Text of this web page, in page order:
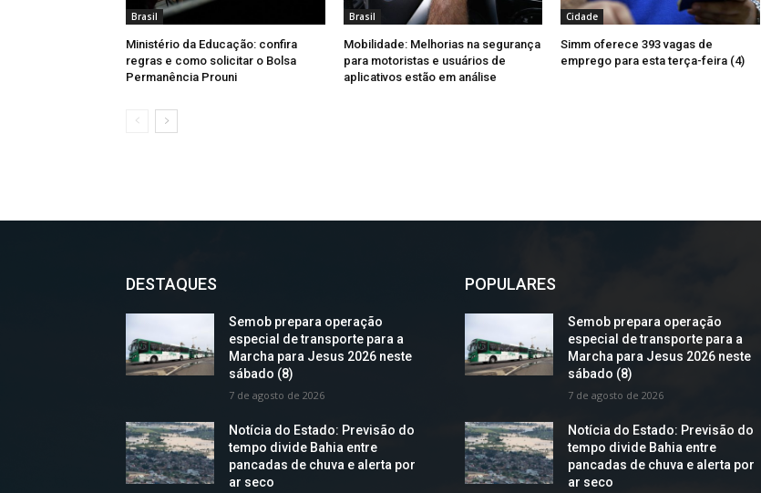
Brasil
Ministério da Educação: confira
regras e como solicitar o Bolsa
Permanência Prouni
Brasil
Mobilidade: Melhorias na segurança
para motoristas e usuários de
aplicativos estão em análise
Cidade
Simm oferece 393 vagas de
emprego para esta terça-feira (4)
DESTAQUES
Semob prepara operação
especial de transporte para a
Marcha para Jesus 2026 neste
sábado (8)
7 de agosto de 2026
Notícia do Estado: Previsão do
tempo divide Bahia entre
pancadas de chuva e alerta por
ar seco
POPULARES
Semob prepara operação
especial de transporte para a
Marcha para Jesus 2026 neste
sábado (8)
7 de agosto de 2026
Notícia do Estado: Previsão do
tempo divide Bahia entre
pancadas de chuva e alerta por
ar seco